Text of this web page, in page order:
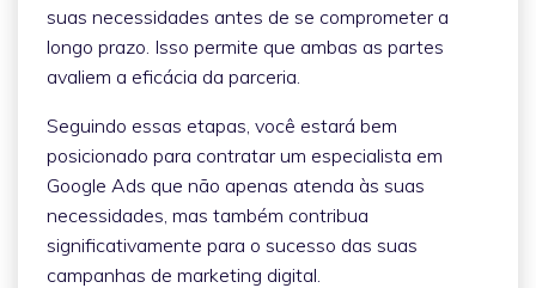
suas necessidades antes de se comprometer a
longo prazo. Isso permite que ambas as partes
avaliem a eficácia da parceria.
Seguindo essas etapas, você estará bem
posicionado para contratar um especialista em
Google Ads que não apenas atenda às suas
necessidades, mas também contribua
significativamente para o sucesso das suas
campanhas de marketing digital.